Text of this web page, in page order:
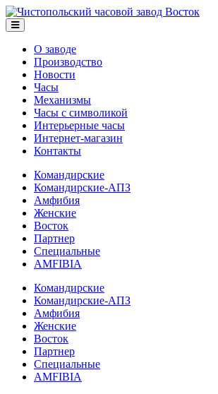
О заводе
Производство
Новости
Часы
Механизмы
Часы с символикой
Интерьерные часы
Интернет-магазин
Контакты
Командирские
Командирские-АПЗ
Амфибия
Женские
Восток
Партнер
Специальные
AMFIBIA
Командирские
Командирские-АПЗ
Амфибия
Женские
Восток
Партнер
Специальные
AMFIBIA